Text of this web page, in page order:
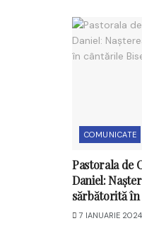
COMUNICATE
Pastorala de
Daniel:
sărbătorită
7 IANUARIE 2024